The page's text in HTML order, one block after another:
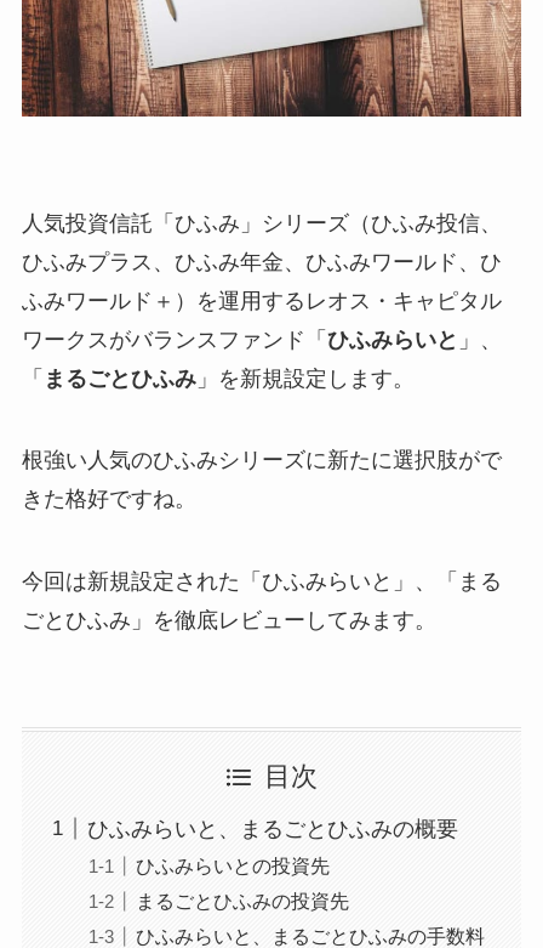
人気投資信託「ひふみ」シリーズ（ひふみ投信、
ひふみプラス、ひふみ年金、ひふみワールド、ひ
ふみワールド＋）を運用するレオス・キャピタル
ワークスがバランスファンド「 ひふみらいと 」、
「 まるごとひふみ」を新規設定します。
根強い人気のひふみシリーズに新たに選択肢がで
きた格好ですね。
今回は新規設定された「ひふみらいと」、「まる
ごとひふみ」を徹底レビューしてみます。
目次
ひふみらいと、まるごとひふみの概要
ひふみらいとの投資先
まるごとひふみの投資先
ひふみらいと、まるごとひふみの手数料